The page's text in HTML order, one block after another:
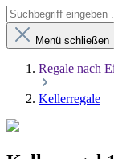
Menü schließen
Regale nach
Kellerregale